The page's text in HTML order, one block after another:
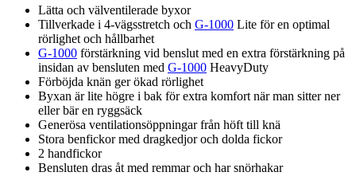
Lätta och välventilerade byxor
Tillverkade i 4-vägsstretch och G-1000 Lite för en optimal
rörlighet och hållbarhet
G-1000 förstärkning vid benslut med en extra förstärkning på
insidan av bensluten med G-1000 HeavyDuty
Förböjda knän ger ökad rörlighet
Byxan är lite högre i bak för extra komfort när man sitter ner
eller bär en ryggsäck
Generösa ventilationsöppningar från höft till knä
Stora benfickor med dragkedjor och dolda fickor
2 handfickor
Bensluten dras åt med remmar och har snörhakar